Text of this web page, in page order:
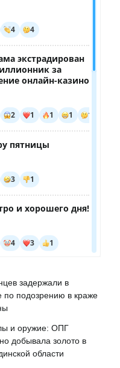
задержали в
по подозрению в краже
и оружие: ОПГ
добывала золото в
области